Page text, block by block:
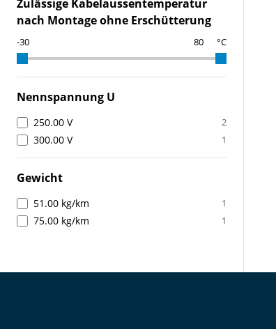
Zulässige Kabelaussentemperatur
nach Montage ohne Erschütterung
°C
Nennspannung U
250.00 V 2
300.00 V 1
Gewicht
51.00 kg/km 1
75.00 kg/km 1